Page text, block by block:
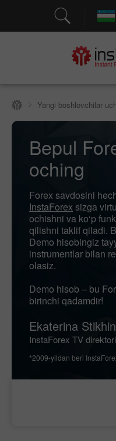
Yangi boshlovchilar
Bepul
oching
Forex savdosini
InstaForexsizga
ochishni va ko‘p
qilishni taklif qiladi.
Demo hisobingiz
instrumentlar bilan
olasiz.
Demo hisob – bu
birinchi qadamdir!
Ekaterina
InstaForex TV
*2009-yildan beri